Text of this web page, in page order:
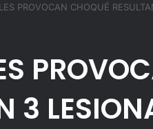
PROVOCAN CHOQUÉ
3